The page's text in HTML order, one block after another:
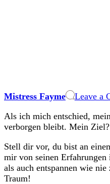
Mistress Fayme Leave a
Als ich mich entschied,
verborgen bleibt. Mein
Stell dir vor, du bist an
mir von seinen
als auch entspannen wie
Traum!